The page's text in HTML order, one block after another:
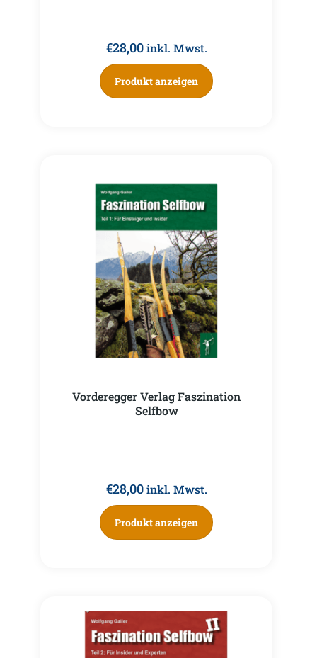
€28,00 inkl. Mwst.
Produkt anzeigen
Vorderegger Verlag Faszination
Selfbow
€28,00 inkl. Mwst.
Produkt anzeigen